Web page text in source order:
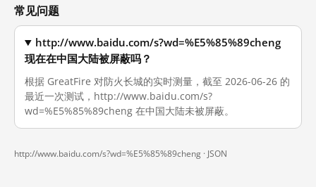
常见问题
http://www.baidu.com/s?wd=%E5%85%89cheng
现在在中国大陆被屏蔽吗？
根据 GreatFire 对防火长城的实时测量，截至 2026-06-26 的
最近一次测试，http://www.baidu.com/s?
wd=%E5%85%89cheng 在中国大陆未被屏蔽。
http://www.baidu.com/s?wd=%E5%85%89cheng · JSON